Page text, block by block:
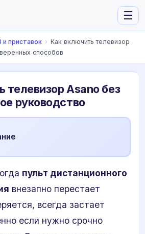
☰
и приставок › Как включить телевизор
способов
телевизор Asano без
руководство
пульт дистанционного
внезапно перестает
всегда застает
если нужно срочно